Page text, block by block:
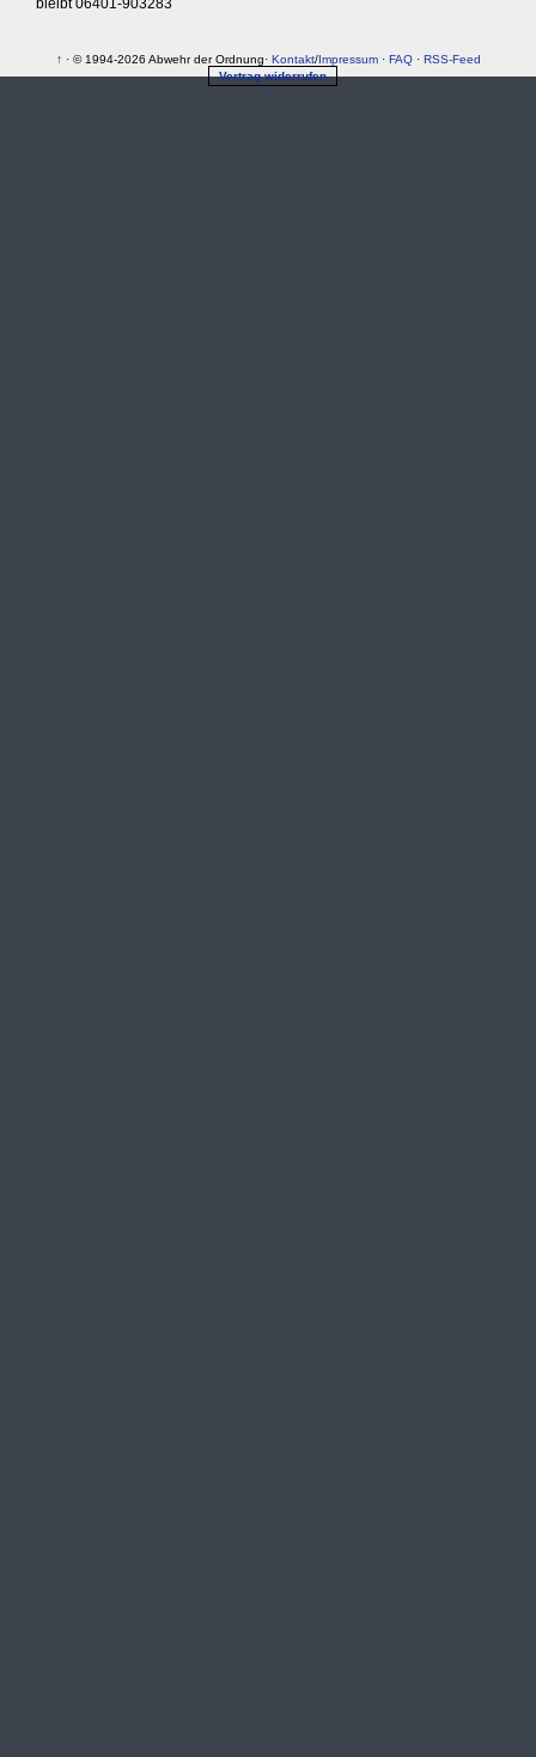
bleibt 06401-903283
↑ · © 1994-2026 Abwehr der Ordnung· Kontakt/Impressum· FAQ· RSS-Feed
Vertrag widerrufen